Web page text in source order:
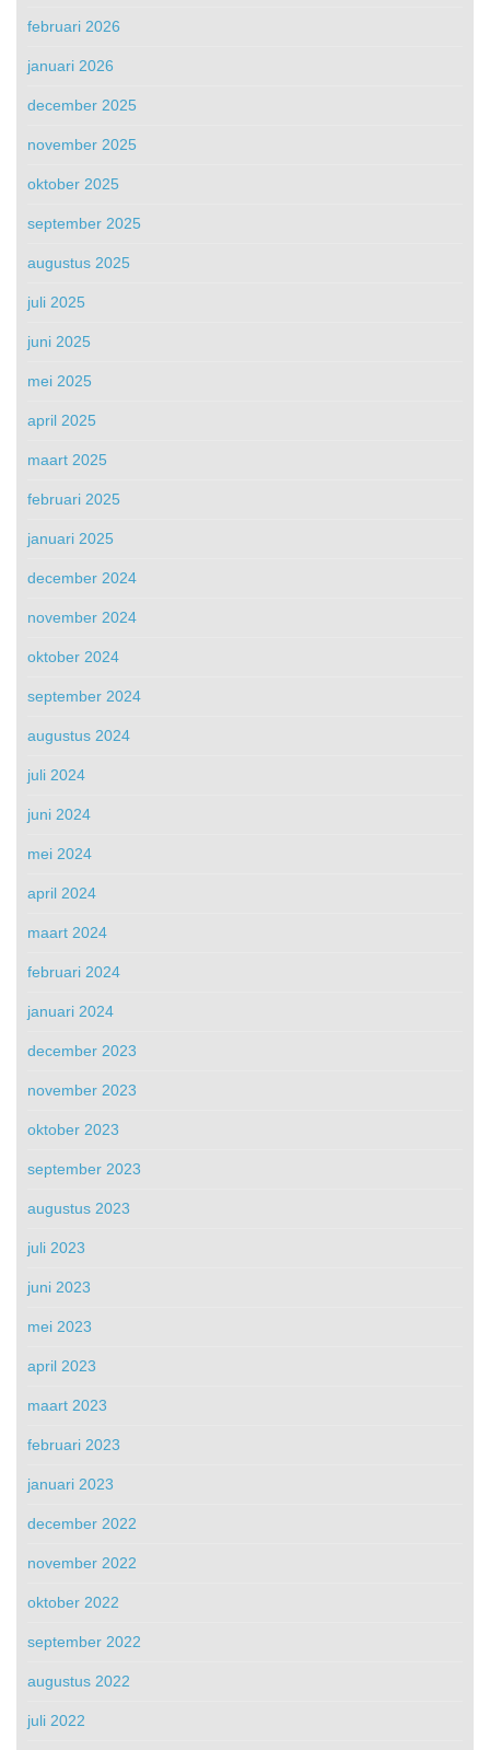
februari 2026
januari 2026
december 2025
november 2025
oktober 2025
september 2025
augustus 2025
juli 2025
juni 2025
mei 2025
april 2025
maart 2025
februari 2025
januari 2025
december 2024
november 2024
oktober 2024
september 2024
augustus 2024
juli 2024
juni 2024
mei 2024
april 2024
maart 2024
februari 2024
januari 2024
december 2023
november 2023
oktober 2023
september 2023
augustus 2023
juli 2023
juni 2023
mei 2023
april 2023
maart 2023
februari 2023
januari 2023
december 2022
november 2022
oktober 2022
september 2022
augustus 2022
juli 2022